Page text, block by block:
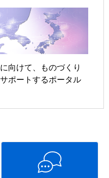
向けて、ものづくり
ポートするポータル